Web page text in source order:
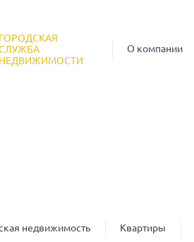
ГОРОДСКАЯ
НЕДВИЖИМОСТИ
О компании
недвижимость Квартиры